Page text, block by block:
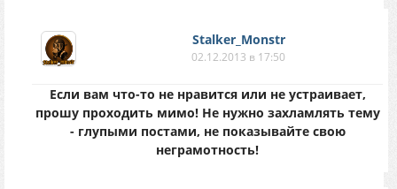
Stalker_Monstr
02.12.2013 в 17:50
Если вам что-то не нравится или не устраивает,
прошу проходить мимо! Не нужно захламлять тему
- глупыми постами, не показывайте свою
неграмотность!